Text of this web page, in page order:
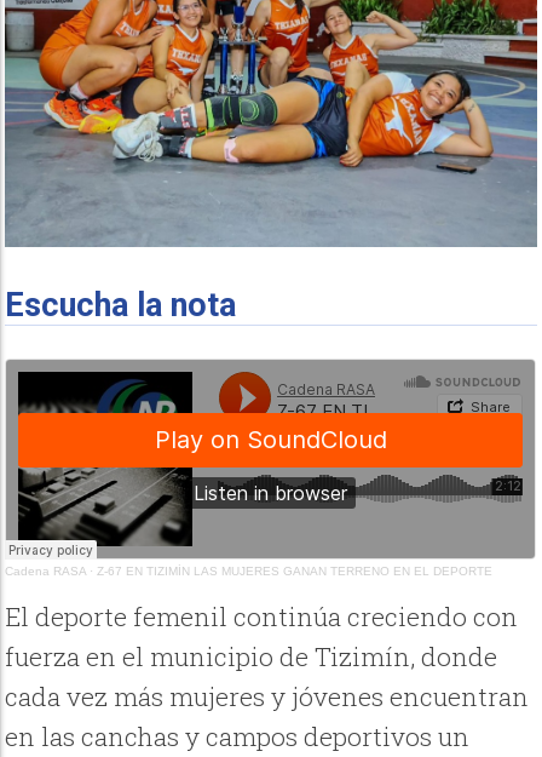
Escucha la nota
Cadena RASA · Z-67 EN TIZIMÍN LAS MUJERES GANAN TERRENO EN EL DEPORTE
El deporte femenil continúa creciendo con
fuerza en el municipio de Tizimín, donde
cada vez más mujeres y jóvenes encuentran
en las canchas y campos deportivos un